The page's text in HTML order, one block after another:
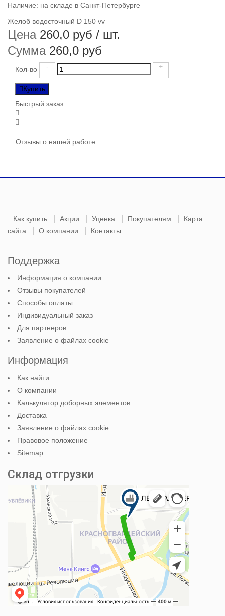
Наличие: на складе в Санкт-Петербурге
Желоб водосточный D 150 vv
Цена 260,0 руб / шт.
Сумма 260,0 руб
Кол-во - +
Купить
Быстрый заказ
Отзывы о нашей работе
Как купить Акции Уценка Покупателям
Карта
сайта
О компании Контакты
Поддержка
Информация о компании
Отзывы покупателей
Способы оплаты
Индивидуальный заказ
Для партнеров
Заявление о файлах cookie
Информация
Как найти
О компании
Калькулятор доборных элементов
Доставка
Заявление о файлах cookie
Правовое положение
Sitemap
Склад отгрузки